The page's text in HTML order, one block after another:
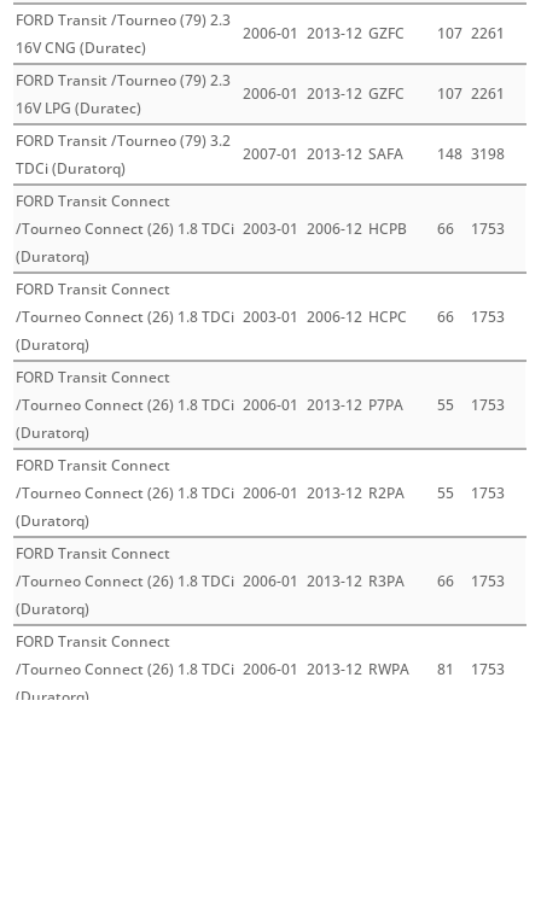
FORD Transit /Tourneo (79) 2.3
16V CNG (Duratec)
2006-01 2013-12 GZFC 107 2261
FORD Transit /Tourneo (79) 2.3
16V LPG (Duratec)
2006-01 2013-12 GZFC 107 2261
FORD Transit /Tourneo (79) 3.2
TDCi (Duratorq)
2007-01 2013-12 SAFA 148 3198
FORD Transit Connect
/Tourneo Connect (26) 1.8 TDCi
(Duratorq)
2003-01 2006-12 HCPB 66 1753
FORD Transit Connect
/Tourneo Connect (26) 1.8 TDCi
(Duratorq)
2003-01 2006-12 HCPC 66 1753
FORD Transit Connect
/Tourneo Connect (26) 1.8 TDCi
(Duratorq)
2006-01 2013-12 P7PA 55 1753
FORD Transit Connect
/Tourneo Connect (26) 1.8 TDCi
(Duratorq)
2006-01 2013-12 R2PA 55 1753
FORD Transit Connect
/Tourneo Connect (26) 1.8 TDCi
(Duratorq)
2006-01 2013-12 R3PA 66 1753
FORD Transit Connect
/Tourneo Connect (26) 1.8 TDCi
(Duratorq)
2006-01 2013-12 RWPA 81 1753